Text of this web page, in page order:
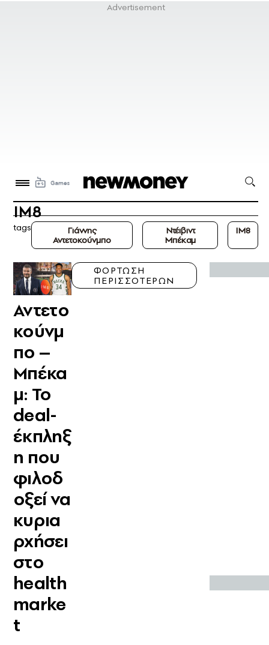
IM8
tags
Γιάννης
Αντετοκούνμπο
Ντέιβιντ
Μπέκαμ
IM8
Αντετο
κούνμ
πο –
Μπέκα
μ: Το
deal-
έκπληξ
η που
φιλοδ
οξεί να
κυρια
ρχήσει
στο
health
marke
t
ΦΟΡΤΩΣΗ
ΠΕΡΙΣΣΟΤΕΡΩΝ